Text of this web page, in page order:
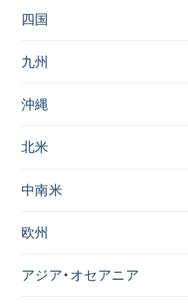
四国
九州
沖縄
北米
中南米
欧州
アジア・オセアニア